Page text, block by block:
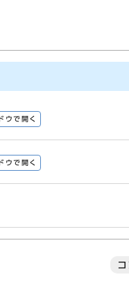
ウで開く
ウで開く